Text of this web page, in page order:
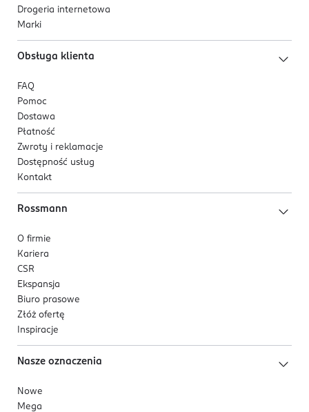
Drogeria internetowa
Marki
Obsługa klienta
FAQ
Pomoc
Dostawa
Płatność
Zwroty i reklamacje
Dostępność usług
Kontakt
Rossmann
O firmie
Kariera
CSR
Ekspansja
Biuro prasowe
Złóż ofertę
Inspiracje
Nasze oznaczenia
Nowe
Mega